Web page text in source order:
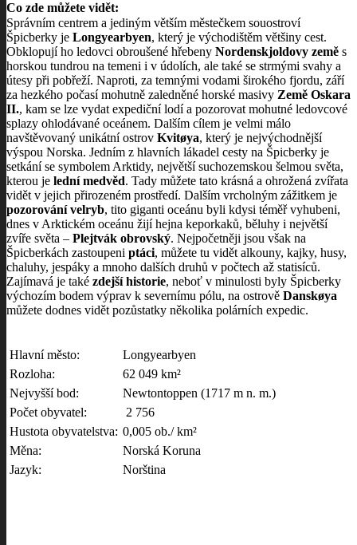
Co zde můžete vidět:
Správním centrem a jediným větším městečkem souostroví
Špicberky je Longyearbyen, který je východištěm většiny cest.
Obklopují ho ledovci obroušené hřebeny Nordenskjoldovy země s
horskou tundrou na temeni i v údolích, ale také se strmými svahy a
útesy při pobřeží. Naproti, za temnými vodami širokého fjordu, září
za hezkého počasí mohutně zaledněné horské masivy Země Oskara
II., kam se lze vydat expediční lodí a pozorovat mohutné ledovcové
splazy ohlodávané oceánem. Dalším cílem je velmi málo
navštěvovaný unikátní ostrov Kvitøya, který je nejvýchodnější
výspou Norska. Jedním z hlavních lákadel cesty na Špicberky je
setkání se symbolem Arktidy, největší suchozemskou šelmou světa,
kterou je lední medvěd. Tady můžete tato krásná a ohrožená zvířata
vidět v jejich přirozeném prostředí. Dalším vrcholným zážitkem je
pozorování velryb, tito giganti oceánu byli kdysi téměř vyhubeni,
dnes v Arktickém oceánu žijí hejna keporkaků, běluhy i největší
zvíře světa – Plejtvák obrovský. Nejpočetněji jsou však na
Špicberkách zastoupeni ptáci, můžete tu vidět alkouny, kajky, husy,
chaluhy, jespáky a mnoho dalších druhů v počtech až statisíců.
Zajímavá je také zdejší historie, neboť v minulosti byly Špicberky
výchozím bodem výprav k severnímu pólu, na ostrově Danskøya
můžete dodnes vidět pozůstatky několika polárních expedic.
Hlavní město:
Longyearbyen
Rozloha:
62 049 km²
Nejvyšší bod:
Newtontoppen (1717 m n. m.)
Počet obyvatel:
2 756
Hustota obyvatelstva: 0,005 ob./ km²
Měna:
Norská Koruna
Jazyk:
Norština